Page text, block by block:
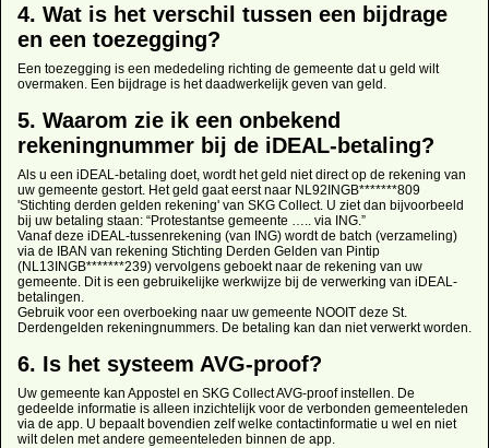
4. Wat is het verschil tussen een bijdrage
en een toezegging?
Een toezegging is een mededeling richting de gemeente dat u geld wilt
overmaken. Een bijdrage is het daadwerkelijk geven van geld.
5. Waarom zie ik een onbekend
rekeningnummer bij de iDEAL-betaling?
Als u een iDEAL-betaling doet, wordt het geld niet direct op de rekening van
uw gemeente gestort. Het geld gaat eerst naar NL92INGB*******809
'Stichting derden gelden rekening' van SKG Collect. U ziet dan bijvoorbeeld
bij uw betaling staan: “Protestantse gemeente ….. via ING.”
Vanaf deze iDEAL-tussenrekening (van ING) wordt de batch (verzameling)
via de IBAN van rekening Stichting Derden Gelden van Pintip
(NL13INGB*******239) vervolgens geboekt naar de rekening van uw
gemeente. Dit is een gebruikelijke werkwijze bij de verwerking van iDEAL-
betalingen.
Gebruik voor een overboeking naar uw gemeente NOOIT deze St.
Derdengelden rekeningnummers. De betaling kan dan niet verwerkt worden.
6. Is het systeem AVG-proof?
Uw gemeente kan Appostel en SKG Collect AVG-proof instellen. De
gedeelde informatie is alleen inzichtelijk voor de verbonden gemeenteleden
via de app. U bepaalt bovendien zelf welke contactinformatie u wel en niet
wilt delen met andere gemeenteleden binnen de app.